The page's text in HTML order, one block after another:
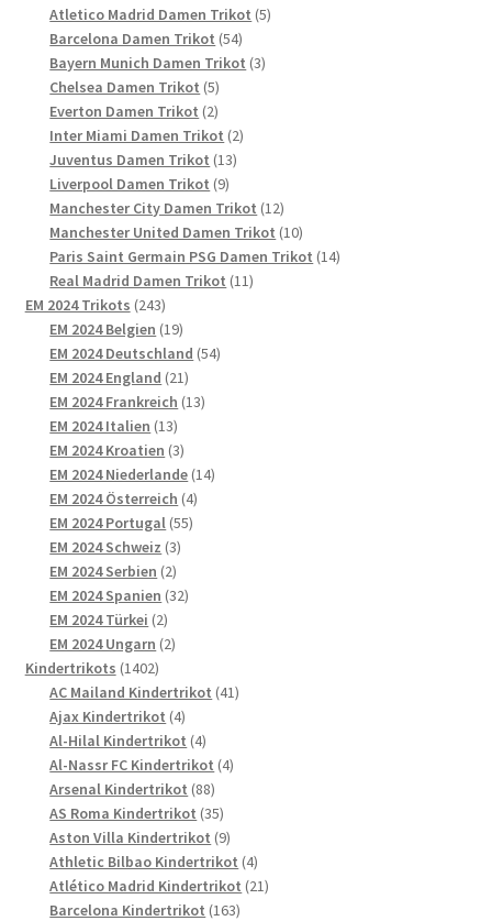
Produkte
Atletico Madrid Damen Trikot 55
Barcelona Damen Trikot 5454
Produkte
Bayern Munich Damen Trikot 33
Chelsea Damen Trikot 55
Produkte
Everton Damen Trikot 22
Produkte
Inter Miami Damen Trikot 22
Juventus Damen Trikot 1313
Liverpool Damen Trikot 99
Produkte
Manchester City Damen Trikot 1212
Produkte
Manchester United Damen Trikot 1010
Produkte
Paris Saint Germain PSG Damen Trikot 1414
Real Madrid Damen Trikot 1111
EM 2024 Trikots 243243
Produkte
EM 2024 Belgien 1919
Produkte
EM 2024 Deutschland 5454
EM 2024 England 2121
Produkte
EM 2024 Frankreich 1313
EM 2024 Italien 1313
Produkte
EM 2024 Kroatien 33
Produkte
EM 2024 Niederlande 1414
EM 2024 Österreich 44
EM 2024 Portugal 5555
EM 2024 Schweiz 33
EM 2024 Serbien 22
Produkte
EM 2024 Spanien 3232
EM 2024 Türkei 22
Produkte
EM 2024 Ungarn 22
Kindertrikots 14021402
Produkte
AC Mailand Kindertrikot 4141
Ajax Kindertrikot 44
Produkte
Al-Hilal Kindertrikot 44
Produkte
Al-Nassr FC Kindertrikot 44
Arsenal Kindertrikot 8888
Produkte
AS Roma Kindertrikot 3535
Produkte
Aston Villa Kindertrikot 99
Produkte
Athletic Bilbao Kindertrikot 44
Produkte
Atlético Madrid Kindertrikot 2121
Barcelona Kindertrikot 163163